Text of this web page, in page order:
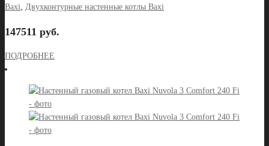
Baxi, Двухконтурные настенные котлы Baxi
147511 руб.
ПОДРОБНЕЕ